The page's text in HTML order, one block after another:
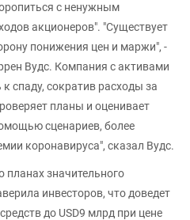
с ненужным
акционеров". "Существует
понижения цен и маржи", -
Вудс. Компания с активами
спаду, сократив расходы за
планы и оценивает
сценариев, более
коронавируса", сказал Вудс.
планах значительного
инвесторов, что доведет
до USD9 млрд при цене